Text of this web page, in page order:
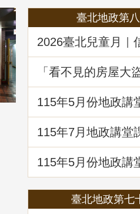
臺北地政第
2026臺北兒童月｜
冒險樂園！地政局
《Once in Taipei》
「看不見的房屋大
動產詐騙的五大陰
堂回顧
115年5月份地政講
動產優先購買權實
題解析」
115年7月地政講堂
土地法第三十四條
處分共有土地爭議
115年5月份地政講
動產市場分析、趨
臺北地政第七